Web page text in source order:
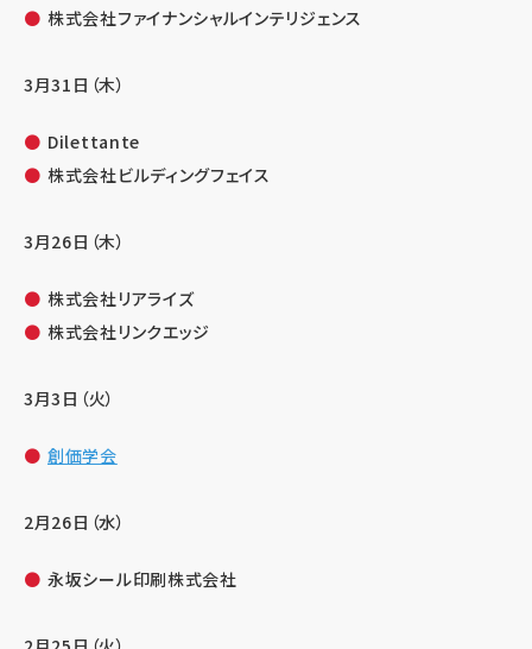
株式会社ファイナンシャルインテリジェンス
3月31日（木）
Dilettante
株式会社ビルディングフェイス
3月26日（木）
株式会社リアライズ
株式会社リンクエッジ
3月3日（火）
創価学会
2月26日（水）
永坂シール印刷株式会社